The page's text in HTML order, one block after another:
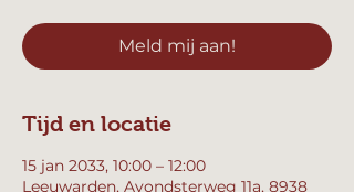
Meld mij aan!
Tijd en locatie
15 jan 2033, 10:00 – 12:00
Leeuwarden, Avondsterweg 11a, 8938